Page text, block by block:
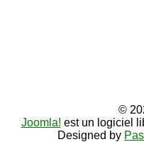
©
Joomla! est un logiciel
Designed by